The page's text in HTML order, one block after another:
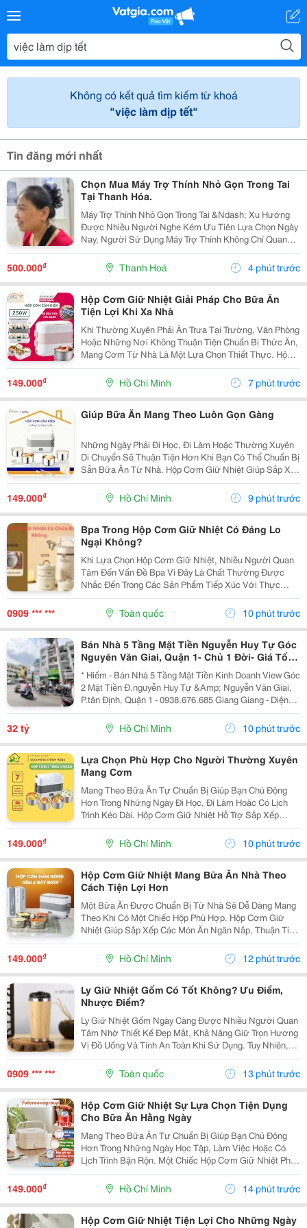
Không có kết quả tìm kiếm từ khoá
"việc làm dịp tết"
Tin đăng mới nhất
Chọn Mua Máy Trợ Thính Nhỏ Gọn Trong Tai
Tại Thanh Hóa.
Máy Trợ Thính Nhỏ Gọn Trong Tai &Ndash; Xu Hướng
Được Nhiều Người Nghe Kém Ưu Tiên Lựa Chọn Ngày
Nay, Người Sử Dụng Máy Trợ Thính Không Chỉ Quan
Tâm Đến Nghe Rõ, Mà Còn Mong Muốn Một Thiết Bị
Nhỏ Gọn, Thẩm Mỹ, Dễ Sử Dụng Và Thoải Mái Khi Đeo.
500.000₫ Thanh Hoá 4 phút trước
Hộp Cơm Giữ Nhiệt Giải Pháp Cho Bữa Ăn
Tiện Lợi Khi Xa Nhà
Khi Thường Xuyên Phải Ăn Trưa Tại Trường, Văn Phòng
Hoặc Những Nơi Không Thuận Tiện Chuẩn Bị Thức Ăn,
Mang Cơm Từ Nhà Là Một Lựa Chọn Thiết Thực. Hộp
Cơm Giữ Nhiệt Giúp Bạn Sắp Xếp Các Món Ăn Gọn
Gàng Và Dễ Dàng Mang Theo Trong Ngày. Lựa Chọn
149.000₫ Hồ Chí Minh 7 phút trước
Giúp Bữa Ăn Mang Theo Luôn Gọn Gàng
Những Ngày Phải Đi Học, Đi Làm Hoặc Thường Xuyên
Di Chuyển Sẽ Thuận Tiện Hơn Khi Bạn Có Thể Chuẩn Bị
Sẵn Bữa Ăn Từ Nhà. Hộp Cơm Giữ Nhiệt Giúp Sắp Xếp
Cơm Và Thức Ăn Ngăn Nắp, Dễ Mang Theo Và Phù
Hợp Với Nhiều Nhu Cầu Sử Dụng. Chọn Hộp Dựa
149.000₫ Hồ Chí Minh 9 phút trước
Bpa Trong Hộp Cơm Giữ Nhiệt Có Đáng Lo
Ngại Không?
Khi Lựa Chọn Hộp Cơm Giữ Nhiệt, Nhiều Người Quan
Tâm Đến Vấn Đề Bpa Vì Đây Là Chất Thường Được
Nhắc Đến Trong Các Sản Phẩm Tiếp Xúc Với Thực
Phẩm. Vậy Hộp Cơm Giữ Nhiệt Có Chứa Bpa Không Và
Cần Lưu Ý Gì Khi Sử Dụng? 1. Bpa Là Gì Và Vì Sao
Nhiều...
0909 *** *** Toàn quốc 10 phút trước
Bán Nhà 5 Tầng Mặt Tiền Nguyễn Huy Tự Góc
Nguyẽn Văn Giai, Quận 1- Chủ 1 Đời- Giá Tốt-
Giang Giang
* Hiếm - Bán Nhà 5 Tầng Mặt Tiền Kinh Doanh View Góc
2 Mặt Tiền Đ.nguyễn Huy Tự &Amp; Nguyễn Văn Giai,
P.tân Định, Quận 1 - 0938.676.685 Giang Giang - Diện
Tích: 60M2 - Ngang 3.5M * 18M. - Kết Cấu: 5 Tầng - Sân
Thượng - Thiết Kế Kiểu Lệch Tầng Đẹp...
32 tỷ Hồ Chí Minh 10 phút trước
Lựa Chọn Phù Hợp Cho Người Thường Xuyên
Mang Cơm
Mang Theo Bữa Ăn Tự Chuẩn Bị Giúp Bạn Chủ Động
Hơn Trong Những Ngày Đi Học, Đi Làm Hoặc Có Lịch
Trình Kéo Dài. Hộp Cơm Giữ Nhiệt Hỗ Trợ Sắp Xếp
Cơm Và Thức Ăn Gọn Gàng, Thuận Tiện Khi Mang
Theo Và Sử Dụng Trong Ngày. Chọn Số Ngăn Phù Hợp
Với Bữa Ăn...
149.000₫ Hồ Chí Minh 10 phút trước
Hộp Cơm Giữ Nhiệt Mang Bữa Ăn Nhà Theo
Cách Tiện Lợi Hơn
Một Bữa Ăn Được Chuẩn Bị Từ Nhà Sẽ Dễ Dàng Mang
Theo Khi Có Một Chiếc Hộp Phù Hợp. Hộp Cơm Giữ
Nhiệt Giúp Sắp Xếp Các Món Ăn Ngăn Nắp, Thuận Tiện
Cho Những Ngày Đi Học, Đi Làm Hoặc Phải Di Chuyển
Nhiều. Chọn Hộp Theo Món Ăn Trước Khi Lựa Chọn,...
149.000₫ Hồ Chí Minh 12 phút trước
Ly Giữ Nhiệt Gốm Có Tốt Không? Ưu Điểm,
Nhược Điểm?
Ly Giữ Nhiệt Gốm Ngày Càng Được Nhiều Người Quan
Tâm Nhờ Thiết Kế Đẹp Mắt, Khả Năng Giữ Trọn Hương
Vị Đồ Uống Và Tính An Toàn Khi Sử Dụng. Tuy Nhiên,
Liệu Ly Giữ Nhiệt Gốm Có Thực Sự Tốt Và Phù Hợp
Với Nhu Cầu Sử Dụng Hằng Ngày? Hãy Cùng Cozycup
0909 *** *** Toàn quốc 13 phút trước
Hộp Cơm Giữ Nhiệt Sự Lựa Chọn Tiện Dụng
Cho Bữa Ăn Hằng Ngày
Mang Theo Bữa Ăn Tự Chuẩn Bị Giúp Bạn Chủ Động
Hơn Trong Những Ngày Học Tập, Làm Việc Hoặc Có
Lịch Trình Bận Rộn. Một Chiếc Hộp Cơm Giữ Nhiệt Phù
Hợp Sẽ Hỗ Trợ Sắp Xếp Cơm Và Thức Ăn Gọn Gàng,
Thuận Tiện Mang Theo Và Sử Dụng Trong Ngày. Xác
149.000₫ Hồ Chí Minh 14 phút trước
Hộp Cơm Giữ Nhiệt Tiện Lợi Cho Những Ngày